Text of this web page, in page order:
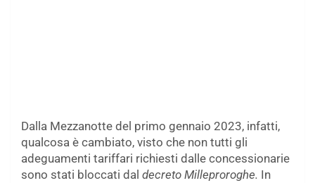
Dalla Mezzanotte del primo gennaio 2023, infatti,
qualcosa è cambiato, visto che non tutti gli
adeguamenti tariffari richiesti dalle concessionarie
sono stati bloccati dal decreto Milleproroghe. In